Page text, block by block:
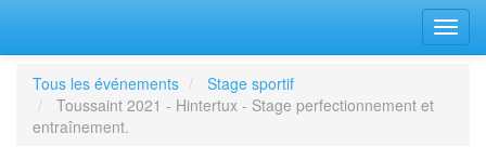
la
Tous les événements
Stage sportif
Toussaint 2021 - Hintertux - Stage perfectionnement et
entraînement.